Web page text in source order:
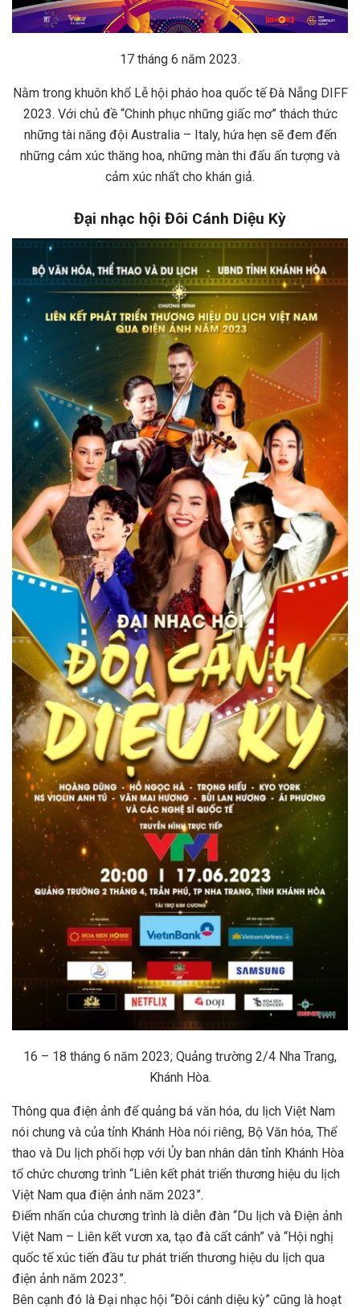
17 tháng 6 năm 2023.
Nằm trong khuôn khổ Lễ hội pháo hoa quốc tế Đà Nẵng DIFF
2023. Với chủ đề “Chinh phục những giấc mơ” thách thức
những tài năng đội Australia – Italy, hứa hẹn sẽ đem đến
những cảm xúc thăng hoa, những màn thi đấu ấn tượng và
cảm xúc nhất cho khán giả.
Đại nhạc hội Đôi Cánh Diệu Kỳ
16 – 18 tháng 6 năm 2023; Quảng trường 2/4 Nha Trang,
Khánh Hòa.
Thông qua điện ảnh để quảng bá văn hóa, du lịch Việt Nam
nói chung và của tỉnh Khánh Hòa nói riêng, Bộ Văn hóa, Thể
thao và Du lịch phối hợp với Ủy ban nhân dân tỉnh Khánh Hòa
tổ chức chương trình “Liên kết phát triển thương hiệu du lịch
Việt Nam qua điện ảnh năm 2023”.
Điểm nhấn của chương trình là diễn đàn “Du lịch và Điện ảnh
Việt Nam – Liên kết vươn xa, tạo đà cất cánh” và “Hội nghị
quốc tế xúc tiến đầu tư phát triển thương hiệu du lịch qua
điện ảnh năm 2023”.
Bên cạnh đó là Đại nhạc hội “Đôi cánh diệu kỳ” cũng là hoạt